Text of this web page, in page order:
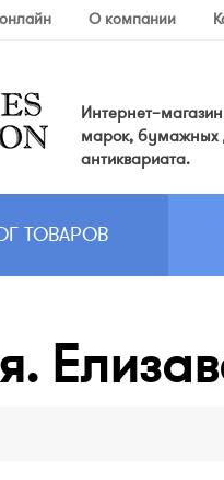
О компании
марок, бумажных
антиквариата.
ТОВАРОВ